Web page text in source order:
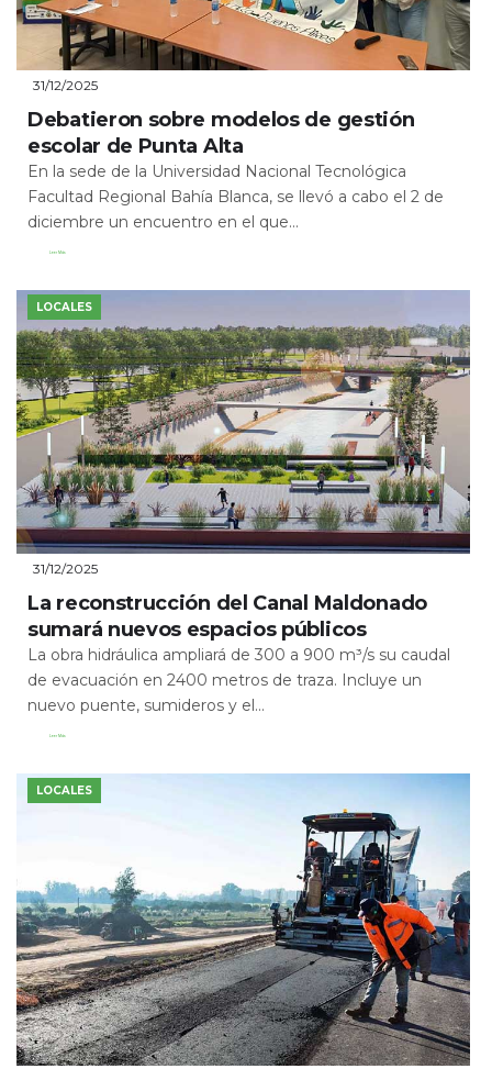
31/12/2025
Debatieron sobre modelos de gestión
escolar de Punta Alta
En la sede de la Universidad Nacional Tecnológica
Facultad Regional Bahía Blanca, se llevó a cabo el 2 de
diciembre un encuentro en el que...
Leer Más
LOCALES
31/12/2025
La reconstrucción del Canal Maldonado
sumará nuevos espacios públicos
La obra hidráulica ampliará de 300 a 900 m³/s su caudal
de evacuación en 2400 metros de traza. Incluye un
nuevo puente, sumideros y el...
Leer Más
LOCALES